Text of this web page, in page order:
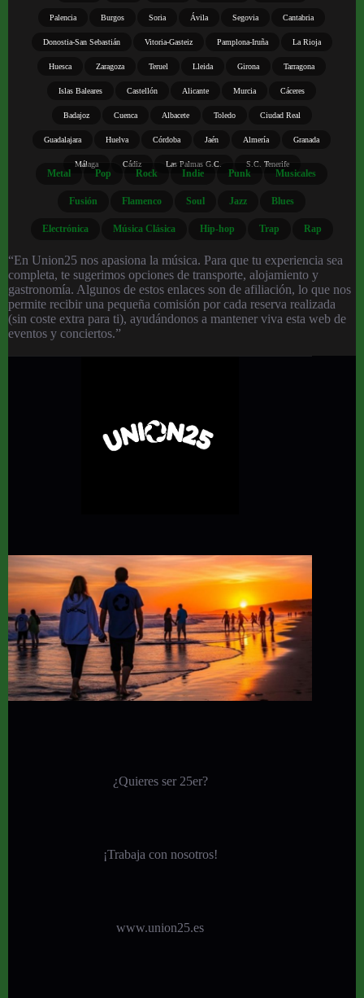
Palencia Burgos Soria Ávila Segovia Cantabria
Donostia-San Sebastián Vitoria-Gasteiz Pamplona-Iruña La Rioja
Huesca Zaragoza Teruel Lleida Girona Tarragona
Islas Baleares Castellón Alicante Murcia Cáceres
Badajoz Cuenca Albacete Toledo Ciudad Real
Guadalajara Huelva Córdoba Jaén Almería Granada
Málaga Cádiz Las Palmas G.C. S.C. Tenerife
Metal Pop Rock Indie Punk Musicales
Fusión Flamenco Soul Jazz Blues
Electrónica Música Clásica Hip-hop Trap Rap
“En Union25 nos apasiona la música. Para que tu experiencia sea
completa, te sugerimos opciones de transporte, alojamiento y
gastronomía. Algunos de estos enlaces son de afiliación, lo que nos
permite recibir una pequeña comisión por cada reserva realizada
(sin coste extra para ti), ayudándonos a mantener viva esta web de
eventos y conciertos.”
¿Quieres ser 25er?
¡Trabaja con nosotros!
www.union25.es